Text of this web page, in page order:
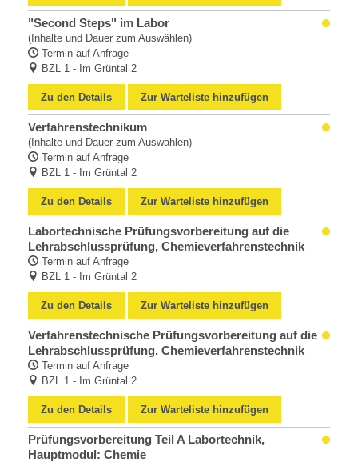
"Second Steps" im Labor
(Inhalte und Dauer zum Auswählen)
Termin auf Anfrage
BZL 1 - Im Grüntal 2
Zu den Details Zur Warteliste hinzufügen
Verfahrenstechnikum
(Inhalte und Dauer zum Auswählen)
Termin auf Anfrage
BZL 1 - Im Grüntal 2
Zu den Details Zur Warteliste hinzufügen
Labortechnische Prüfungsvorbereitung auf die
Lehrabschlussprüfung, Chemieverfahrenstechnik
Termin auf Anfrage
BZL 1 - Im Grüntal 2
Zu den Details Zur Warteliste hinzufügen
Verfahrenstechnische Prüfungsvorbereitung auf die
Lehrabschlussprüfung, Chemieverfahrenstechnik
Termin auf Anfrage
BZL 1 - Im Grüntal 2
Zu den Details Zur Warteliste hinzufügen
Prüfungsvorbereitung Teil A Labortechnik,
Hauptmodul: Chemie